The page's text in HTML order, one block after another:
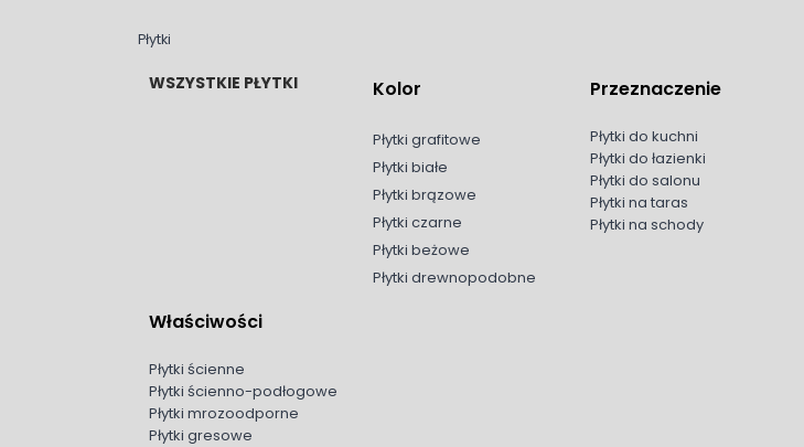
Płytki
WSZYSTKIE PŁYTKI Kolor
Płytki grafitowe
Płytki białe
Płytki brązowe
Płytki czarne
Płytki beżowe
Płytki drewnopodobne
Przeznaczenie
Płytki do kuchni
Płytki do łazienki
Płytki do salonu
Płytki na taras
Płytki na schody
Właściwości
Płytki ścienne
Płytki ścienno-podłogowe
Płytki mrozoodporne
Płytki gresowe